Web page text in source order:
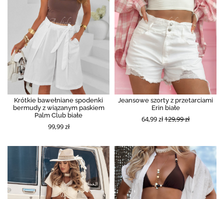
Krótkie bawełniane spodenki
bermudy z wiązanym paskiem
Palm Club białe
99,99 zł
Jeansowe szorty z przetarciami
Erin białe
64,99 zł129,99 zł